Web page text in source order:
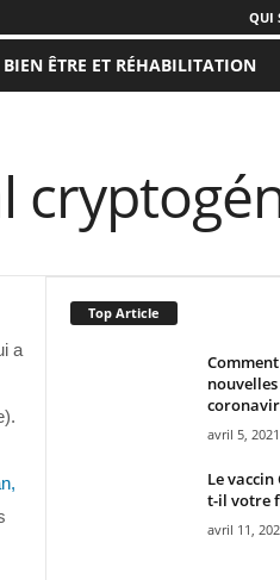
QUI
BIEN ÊTRE ET RÉHABILITATION
a
Top Article
avril 5, 2021
Le vaccin
t-il votre
avril 11,